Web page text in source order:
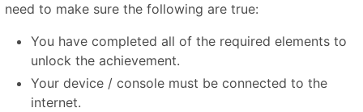
need to make sure the following are true:
You have completed all of the required elements to
unlock the achievement.
Your device / console must be connected to the
internet.